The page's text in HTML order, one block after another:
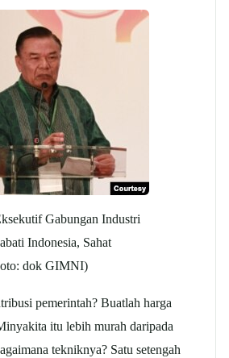
Gabungan Industri
Indonesia, Sahat
dok GIMNI)
pemerintah? Buatlah harga
itu lebih murah daripada
tekniknya? Satu setengah